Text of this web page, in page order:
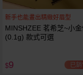
新手也能畫出精緻好眉型
MINSHZEE 茗希芝~小
(0.1g) 款式可選
$9 已